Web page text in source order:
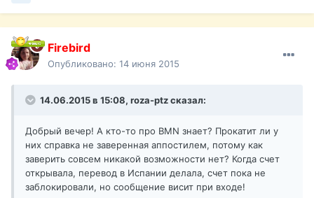
Firebird
Опубликовано: 14 июня 2015
14.06.2015 в 15:08, roza-ptz сказал:
Добрый вечер! А кто-то про BMN знает? Прокатит ли у
них справка не заверенная аппостилем, потому как
заверить совсем никакой возможности нет? Когда счет
открывала, перевод в Испании делала, счет пока не
заблокировали, но сообщение висит при входе!